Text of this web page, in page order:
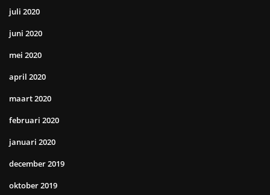
juli 2020
juni 2020
mei 2020
april 2020
maart 2020
februari 2020
januari 2020
december 2019
oktober 2019